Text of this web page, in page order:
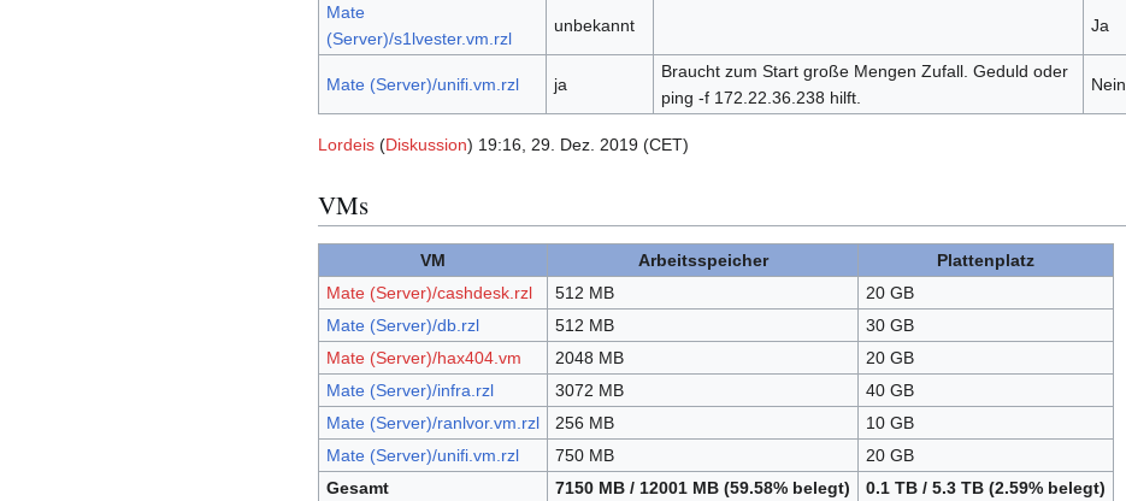
Mate
(Server)/s1lvester.vm.rzl
unbekannt Ja
Mate (Server)/unifi.vm.rzl ja
Braucht zum Start große Mengen Zufall. Geduld oder
ping -f 172.22.36.238 hilft.
Nein
Lordeis (Diskussion) 19:16, 29. Dez. 2019 (CET)
VMs
VM Arbeitsspeicher
Plattenplatz
Mate (Server)/cashdesk.rzl
512 MB
20 GB
Mate (Server)/db.rzl
512 MB
30 GB
Mate (Server)/hax404.vm
2048 MB
20 GB
Mate (Server)/infra.rzl
3072 MB
40 GB
Mate (Server)/ranlvor.vm.rzl
256 MB
10 GB
Mate (Server)/unifi.vm.rzl
750 MB
20 GB
Gesamt
7150 MB / 12001 MB (59.58% belegt) 0.1 TB / 5.3 TB (2.59% belegt)